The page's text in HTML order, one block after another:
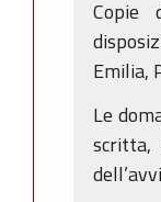
Copie
Emilia,
Le
scritta,